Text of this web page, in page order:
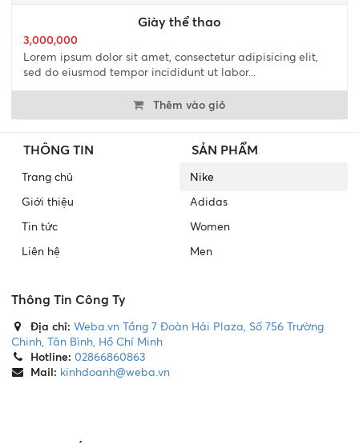
Giày thể thao
3,000,000
Lorem ipsum dolor sit amet, consectetur adipisicing elit,
sed do eiusmod tempor incididunt ut labor...
Thêm vào giỏ
THÔNG TIN
Trang chủ
Giới thiệu
Tin tức
Liên hệ
SẢN PHẨM
Nike
Adidas
Women
Men
Thông Tin Công Ty
Địa chỉ:Weba.vn Tầng 7 Đoàn Hải Plaza, Số 756 Trường
Chinh, Tân Bình, Hồ Chí Minh
Hotline: 02866860863
Mail: kinhdoanh@weba.vn